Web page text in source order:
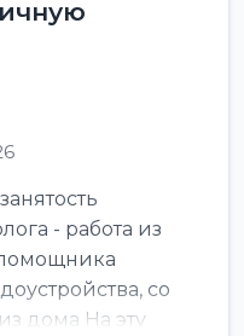
- работа из
со
дома На эту